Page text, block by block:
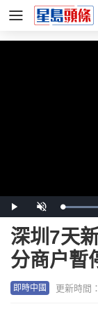
Play Unmute
深圳7天
分商户暫
即時中國 更新時間